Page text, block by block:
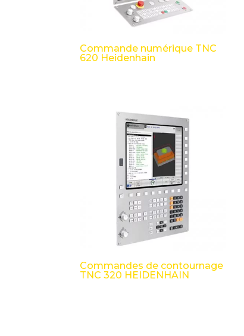
Commande numérique TNC
620 Heidenhain
Commandes de contournage
TNC 320 HEIDENHAIN